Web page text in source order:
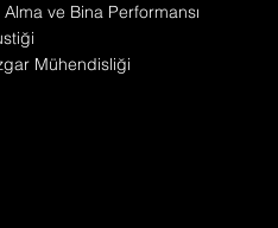
ve Bina Performansı
Mühendisliği